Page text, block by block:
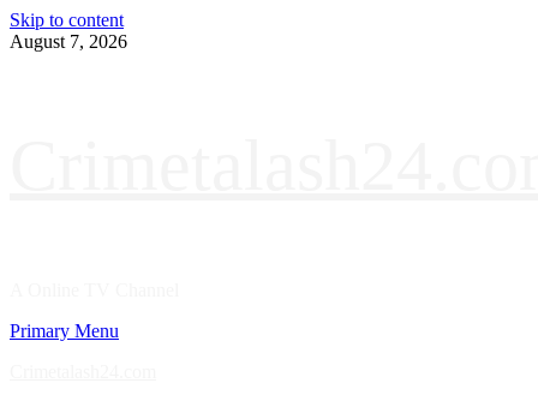
Skip to content
August 7, 2026
Primary Menu